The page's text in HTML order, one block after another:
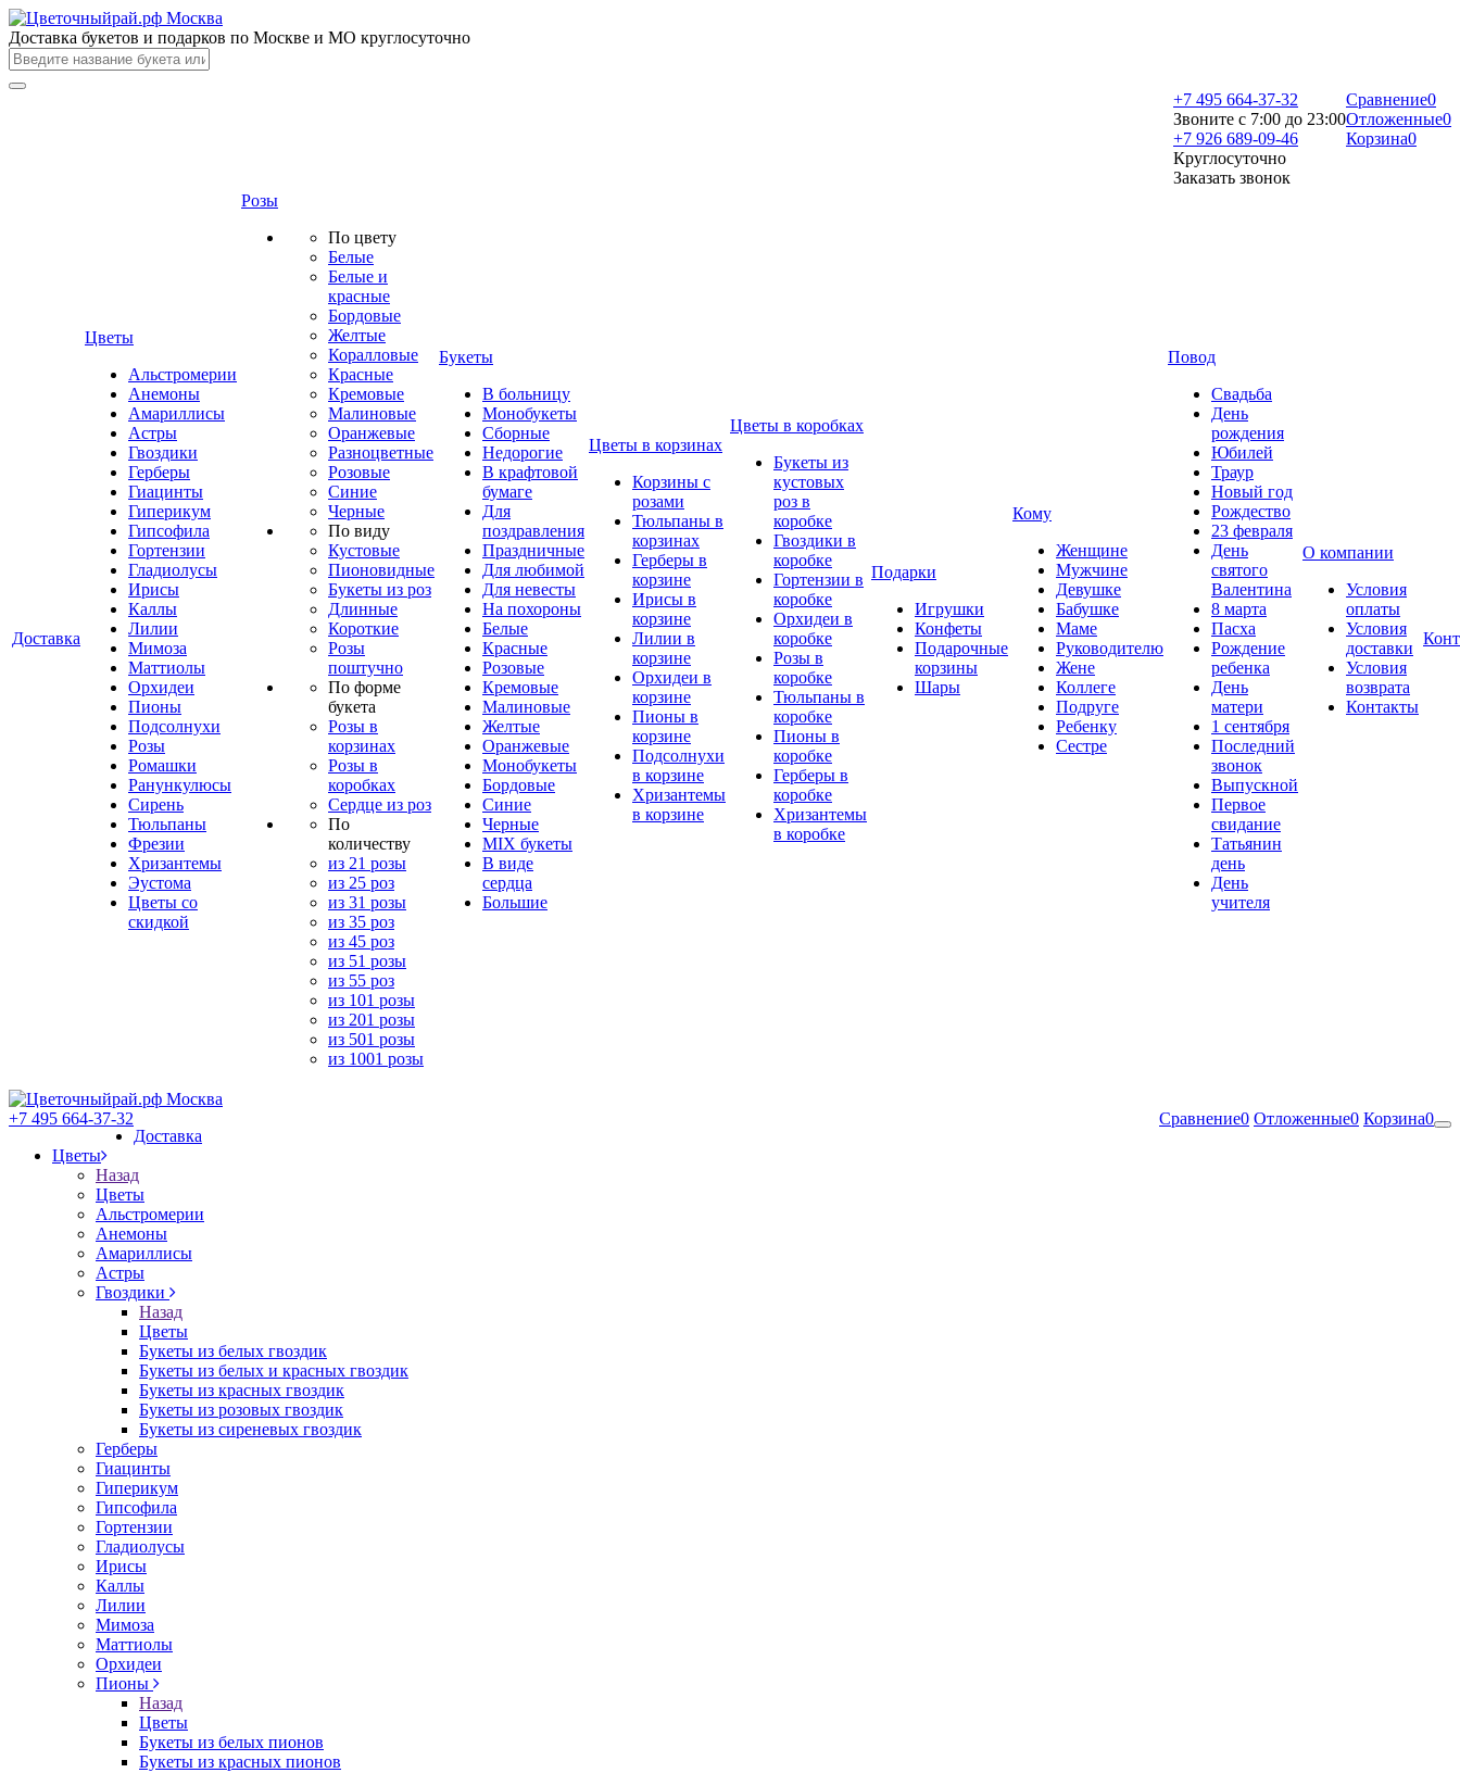
Доставка букетов и подарков по Москве и МО круглосуточно
Сравнение0
Отложенные0
Корзина0
+7 495 664-37-32
Звоните с 7:00 до 23:00
+7 926 689-09-46
Круглосуточно
Заказать звонок
Доставка
Цветы
Альстромерии
Анемоны
Амариллисы
Астры
Гвоздики
Герберы
Гиацинты
Гиперикум
Гипсофила
Гортензии
Гладиолусы
Ирисы
Каллы
Лилии
Мимоза
Маттиолы
Орхидеи
Пионы
Подсолнухи
Розы
Ромашки
Ранункулюсы
Сирень
Тюльпаны
Фрезии
Хризантемы
Эустома
Цветы со
скидкой
Розы
По цвету
Белые
Белые и
красные
Бордовые
Желтые
Коралловые
Красные
Кремовые
Малиновые
Оранжевые
Разноцветные
Розовые
Синие
Черные
По виду
Кустовые
Пионовидные
Букеты из роз
Длинные
Короткие
Розы
поштучно
По форме
букета
Розы в
корзинах
Розы в
коробках
Сердце из роз
По
количеству
из 21 розы
из 25 роз
из 31 розы
из 35 роз
из 45 роз
из 51 розы
из 55 роз
из 101 розы
из 201 розы
из 501 розы
из 1001 розы
Букеты
В больницу
Монобукеты
Сборные
Недорогие
В крафтовой
бумаге
Для
поздравления
Праздничные
Для любимой
Для невесты
На похороны
Белые
Красные
Розовые
Кремовые
Малиновые
Желтые
Оранжевые
Монобукеты
Бордовые
Синие
Черные
MIX букеты
В виде
сердца
Большие
Цветы в корзинах
Корзины с
розами
Тюльпаны в
корзинах
Герберы в
корзине
Ирисы в
корзине
Лилии в
корзине
Орхидеи в
корзине
Пионы в
корзине
Подсолнухи
в корзине
Хризантемы
в корзине
Цветы в коробках
Букеты из
кустовых
роз в
коробке
Гвоздики в
коробке
Гортензии в
коробке
Орхидеи в
коробке
Розы в
коробке
Тюльпаны в
коробке
Пионы в
коробке
Герберы в
коробке
Хризантемы
в коробке
Подарки
Игрушки
Конфеты
Подарочные
корзины
Шары
Кому
Женщине
Мужчине
Девушке
Бабушке
Маме
Руководителю
Жене
Коллеге
Подруге
Ребенку
Сестре
Повод
Свадьба
День
рождения
Юбилей
Траур
Новый год
Рождество
23 февраля
День
святого
Валентина
8 марта
Пасха
Рождение
ребенка
День
матери
1 сентября
Последний
звонок
Выпускной
Первое
свидание
Татьянин
день
День
учителя
О компании
Условия
оплаты
Условия
доставки
Условия
возврата
Контакты
+7 495 664-37-32 Сравнение0 Отложенные0 Корзина0
Доставка
Цветы
Назад
Цветы
Альстромерии
Анемоны
Амариллисы
Астры
Гвоздики
Назад
Цветы
Букеты из белых гвоздик
Букеты из белых и красных гвоздик
Букеты из красных гвоздик
Букеты из розовых гвоздик
Букеты из сиреневых гвоздик
Герберы
Гиацинты
Гиперикум
Гипсофила
Гортензии
Гладиолусы
Ирисы
Каллы
Лилии
Мимоза
Маттиолы
Орхидеи
Пионы
Назад
Цветы
Букеты из белых пионов
Букеты из красных пионов